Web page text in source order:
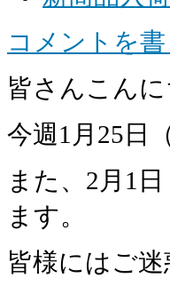
コメントを書
皆さんこん
今週1月25日
また、2月1
ます。
皆様にはご